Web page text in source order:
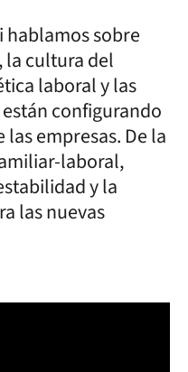
hablamos sobre
la cultura del
laboral y las
configurando
empresas. De la
laboral,
y la
las nuevas